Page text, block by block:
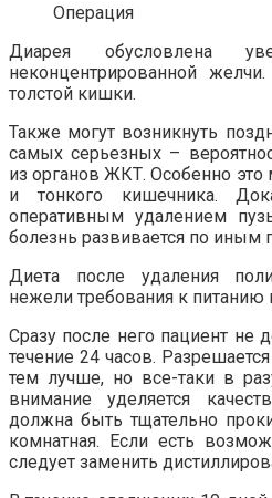
Операция
Диарея обусловлена
неконцентрированной
толстой кишки.
Также могут возникнуть
самых серьезных –
из органов ЖКТ. Особенно это
и тонкого кишечника.
оперативным удалением
болезнь развивается по иным
Диета после удаления
нежели требования к
Сразу после него пациент не
течение 24 часов.
тем лучше, но все-таки в
внимание уделяется
должна быть тщательно
комнатная. Если есть
следует заменить